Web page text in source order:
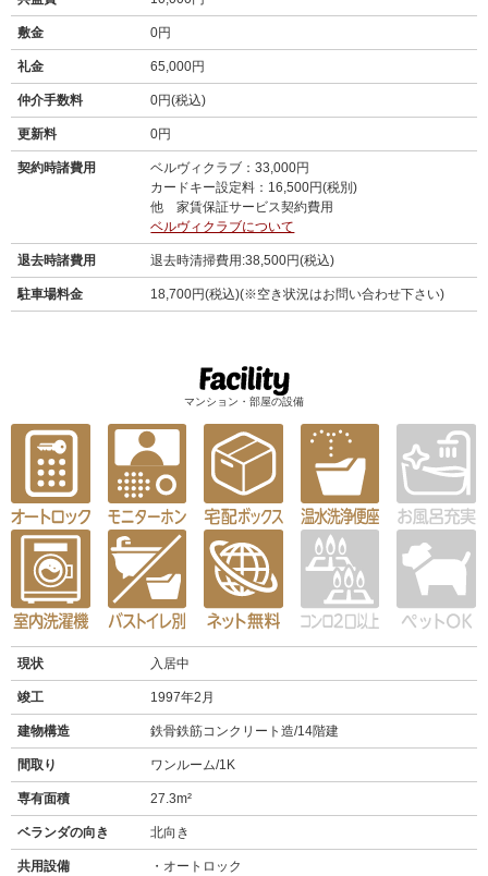
敷金 0円
礼金 65,000円
仲介手数料 0円(税込)
更新料 0円
契約時諸費用
ベルヴィクラブ：33,000円
カードキー設定料：16,500円(税別)
他 家賃保証サービス契約費用
ベルヴィクラブについて
退去時諸費用 退去時清掃費用:38,500円(税込)
駐車場料金 18,700円(税込)(※空き状況はお問い合わせ下さい)
マンション・部屋の設備
現状 入居中
竣工 1997年2月
建物構造 鉄骨鉄筋コンクリート造/14階建
間取り ワンルーム/1K
専有面積 27.3m²
ベランダの向き 北向き
共用設備 オートロック